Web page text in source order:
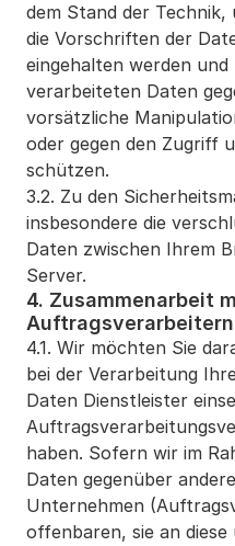
dem Stand der Technik,
die Vorschriften der
eingehalten werden
verarbeiteten Daten
vorsätzliche
oder gegen den Zugriff
schützen.
3.2. Zu den
insbesondere die
Daten zwischen Ihrem
Server.
4. Zusammenarbeit
4.1. Wir möchten Sie
bei der Verarbeitung
Daten Dienstleister
haben. Sofern wir im
Daten gegenüber
Unternehmen
offenbaren, sie an